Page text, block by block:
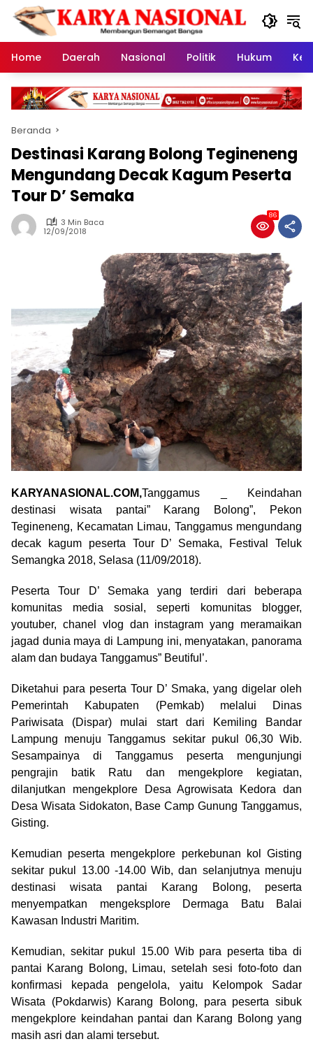
Langsung
konten
Home
Daerah Nasional Politik Hukum
Beranda
Destinasi Karang Bolong Tegineneng
Mengundang Decak Kagum Peserta
Tour D’ Semaka
3 Min Baca
12/09/2018
86
KARYANASIONAL.COM,Tanggamus _ Keindahan
destinasi wisata pantai” Karang Bolong”, Pekon
Tegineneng, Kecamatan Limau, Tanggamus mengundang
decak kagum peserta Tour D’ Semaka, Festival Teluk
Semangka 2018, Selasa (11/09/2018).
Peserta Tour D’ Semaka yang terdiri dari beberapa
komunitas media sosial, seperti komunitas blogger,
youtuber, chanel vlog dan instagram yang meramaikan
jagad dunia maya di Lampung ini, menyatakan, panorama
alam dan budaya Tanggamus” Beutiful’.
Diketahui para peserta Tour D’ Smaka, yang digelar oleh
Pemerintah Kabupaten (Pemkab) melalui Dinas
Pariwisata (Dispar) mulai start dari Kemiling Bandar
Lampung menuju Tanggamus sekitar pukul 06,30 Wib.
Sesampainya di Tanggamus peserta mengunjungi
pengrajin batik Ratu dan mengekplore kegiatan,
dilanjutkan mengekplore Desa Agrowisata Kedora dan
Desa Wisata Sidokaton, Base Camp Gunung Tanggamus,
Gisting.
Kemudian peserta mengekplore perkebunan kol Gisting
sekitar pukul 13.00 -14.00 Wib, dan selanjutnya menuju
destinasi wisata pantai Karang Bolong, peserta
menyempatkan mengeksplore Dermaga Batu Balai
Kawasan Industri Maritim.
Kemudian, sekitar pukul 15.00 Wib para peserta tiba di
pantai Karang Bolong, Limau, setelah sesi foto-foto dan
konfirmasi kepada pengelola, yaitu Kelompok Sadar
Wisata (Pokdarwis) Karang Bolong, para peserta sibuk
mengekplore keindahan pantai dan Karang Bolong yang
masih asri dan alami tersebut.